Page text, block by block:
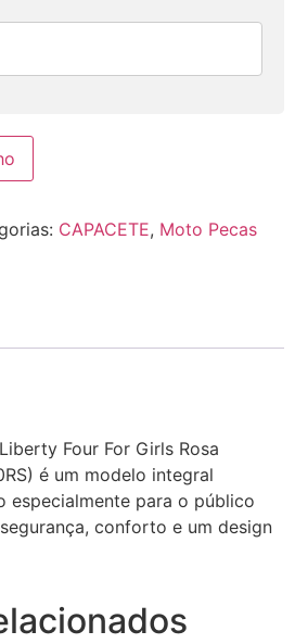
CAPACETE, Moto Pecas
Four For Girls Rosa
é um modelo integral
especialmente para o público
conforto e um design